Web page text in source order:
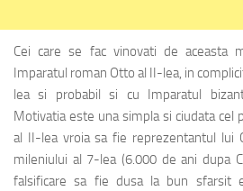
Cei care se fac vinovati de aceasta
Imparatul roman Otto al II-lea, in
lea si probabil si cu Imparatul
Motivatia este una simpla si ciudata cel
al II-lea vroia sa fie reprezentantul lui
mileniului al 7-lea (6.000 de ani dupa
falsificare sa fie dusa la bun sfarsit